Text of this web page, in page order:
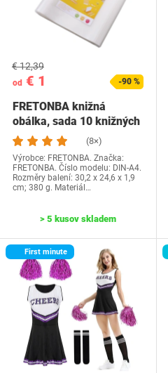
od € 1
€ 12,39
-90 %
FRETONBA knižná
obálka, sada 10 knižných
dosiek, priehľadné…
(8×)
Výrobce: FRETONBA. Značka:
FRETONBA. Číslo modelu: DIN-A4.
Rozměry balení: 30,2 x 24,6 x 1,9
cm; 380 g. Materiál…
> 5 kusov skladem
First minute